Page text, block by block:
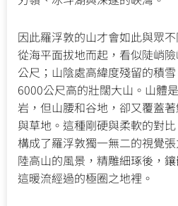
因此羅浮敦的山才會如此與眾
從海平面拔地而起，看似陡峭
公尺；山陰處高緯度殘留的積
6000公尺高的壯闊大山。山體
岩，但山腰和谷地，卻又覆蓋
與草地。這種剛硬與柔軟的對
構成了羅浮敦獨一無二的視覺
陸高山的風景，精雕細琢後，
這暖流經過的極圈之地裡。